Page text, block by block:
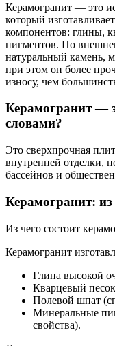
Керамогранит — это
который
компонентов: глины,
пигментов. По
натуральный камень,
при этом он более
износу, чем
Керамогранит —
словами?
Это сверхпрочная
внутренней отделки,
бассейнов и
Керамогранит:
Из чего состоит
Керамогранит
Глина высокой
Кварцевый
Полевой шпат
Минеральные
свойства).